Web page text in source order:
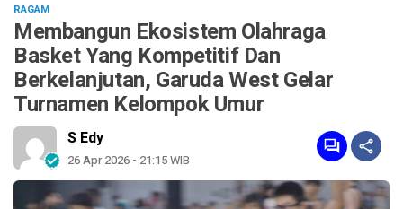
RAGAM
Membangun Ekosistem Olahraga
Basket Yang Kompetitif Dan
Berkelanjutan, Garuda West Gelar
Turnamen Kelompok Umur
S Edy
26 Apr 2026 - 21:15 WIB